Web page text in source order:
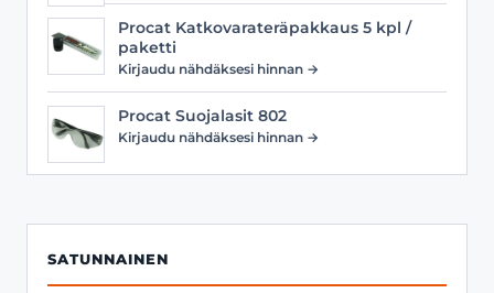
Procat Katkovarateräpakkaus 5 kpl /
paketti
Kirjaudu nähdäksesi hinnan →
Procat Suojalasit 802
Kirjaudu nähdäksesi hinnan →
SATUNNAINEN